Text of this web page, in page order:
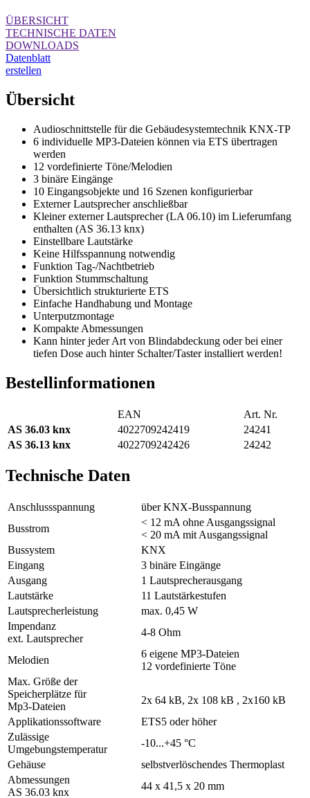
ÜBERSICHT
TECHNISCHE DATEN
DOWNLOADS
Datenblatt
erstellen
Übersicht
Audioschnittstelle für die Gebäudesystemtechnik KNX-TP
6 individuelle MP3-Dateien können via ETS übertragen
werden
12 vordefinierte Töne/Melodien
3 binäre Eingänge
10 Eingangsobjekte und 16 Szenen konfigurierbar
Externer Lautsprecher anschließbar
Kleiner externer Lautsprecher (LA 06.10) im Lieferumfang
enthalten (AS 36.13 knx)
Einstellbare Lautstärke
Keine Hilfsspannung notwendig
Funktion Tag-/Nachtbetrieb
Funktion Stummschaltung
Übersichtlich strukturierte ETS
Einfache Handhabung und Montage
Unterputzmontage
Kompakte Abmessungen
Kann hinter jeder Art von Blindabdeckung oder bei einer
tiefen Dose auch hinter Schalter/Taster installiert werden!
Bestellinformationen
EAN
Art. Nr.
AS 36.03 knx
4022709242419
24241
AS 36.13 knx
4022709242426 24242
Technische Daten
Anschlussspannung
über KNX-Busspannung
Busstrom
< 12 mA ohne Ausgangssignal
< 20 mA mit Ausgangssignal
Bussystem
KNX
Eingang
3 binäre Eingänge
Ausgang
1 Lautsprecherausgang
Lautstärke
11 Lautstärkestufen
Lautsprecherleistung
max. 0,45 W
Impendanz
ext. Lautsprecher
4-8 Ohm
Melodien
6 eigene MP3-Dateien
12 vordefinierte Töne
Max. Größe der
Speicherplätze für
Mp3-Dateien
2x 64 kB, 2x 108 kB , 2x160 kB
Applikationssoftware
ETS5 oder höher
Zulässige
Umgebungstemperatur
-10...+45 °C
Gehäuse
selbstverlöschendes Thermoplast
Abmessungen
AS 36.03 knx
44 x 41,5 x 20 mm